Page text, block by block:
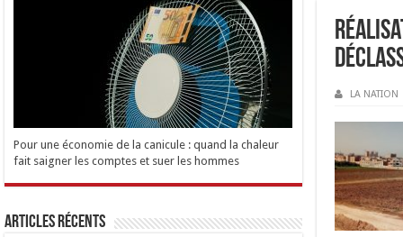
LA NATION
Pour une économie de la canicule : quand la chaleur
fait saigner les comptes et suer les hommes
Articles Récents